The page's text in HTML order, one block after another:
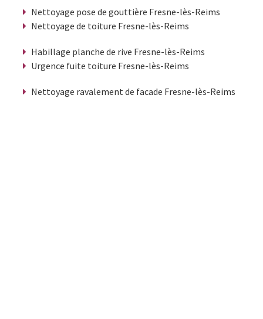
Nettoyage pose de gouttière Fresne-lès-Reims
Nettoyage de toiture Fresne-lès-Reims
Habillage planche de rive Fresne-lès-Reims
Urgence fuite toiture Fresne-lès-Reims
Nettoyage ravalement de facade Fresne-lès-Reims